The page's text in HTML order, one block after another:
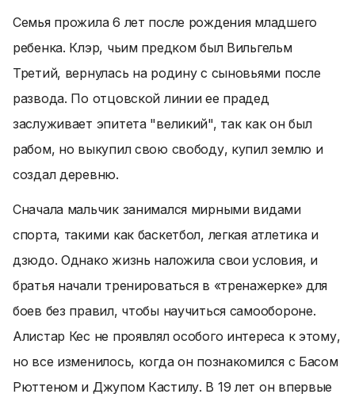
Семья прожила 6 лет после рождения младшего
ребенка. Клэр, чьим предком был Вильгельм
Третий, вернулась на родину с сыновьями после
развода. По отцовской линии ее прадед
заслуживает эпитета "великий", так как он был
рабом, но выкупил свою свободу, купил землю и
создал деревню.
Сначала мальчик занимался мирными видами
спорта, такими как баскетбол, легкая атлетика и
дзюдо. Однако жизнь наложила свои условия, и
братья начали тренироваться в «тренажерке» для
боев без правил, чтобы научиться самообороне.
Алистар Кес не проявлял особого интереса к этому,
но все изменилось, когда он познакомился с Басом
Рюттеном и Джупом Кастилу. В 19 лет он впервые